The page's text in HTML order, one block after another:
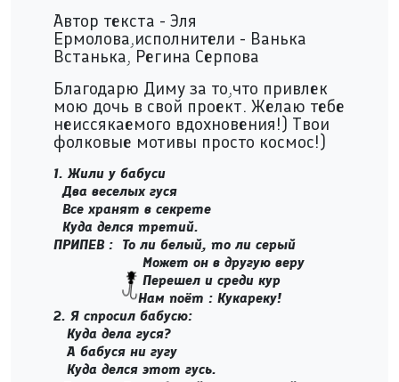
pause
Автор текста - Эля
Ермолова,исполнители - Ванька
Встанька, Регина Серпова
Благодарю Диму за то,что привлек
мою дочь в свой проект. Желаю тебе
неиссякаемого вдохновения!) Твои
фолковые мотивы просто космос!)
1. Жили у бабуси
Два веселых гуся
Все хранят в секрете
Куда делся третий.
ПРИПЕВ : То ли белый, то ли серый
Может он в другую веру
Перешел и среди кур
Нам поёт : Кукареку!
2. Я спросил бабусю:
Куда дела гуся?
А бабуся ни гугу
Куда делся этот гусь.